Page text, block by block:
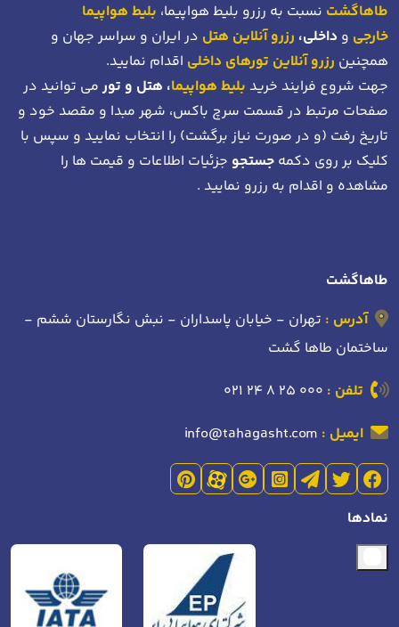
طاهاگشت نسبت به رزرو بلیط هواپیما، بلیط هواپیما
خارجی و داخلی، رزرو آنلاین هتل در ایران و سراسر جهان و
همچنین رزرو آنلاین تورهای داخلی اقدام نمایید.
جهت شروع فرایند خرید بلیط هواپیما، هتل و تورمی توانید در
صفحات مرتبط در قسمت سرچ باکس، شهر مبدا و مقصد خود و
تاریخ رفت (و در صورت نیاز برگشت) را انتخاب نمایید و سپس با
کلیک بر روی دکمه جستجو جزئیات اطلاعات و قیمت ها را
مشاهده و اقدام به رزرو نمایید .
طاهاگشت
آدرس : تهران - خیابان پاسداران - نبش نگارستان ششم -
ساختمان طاها گشت
تلفن : 021 24 8 25 000
ایمیل : info@tahagasht.com
نمادها